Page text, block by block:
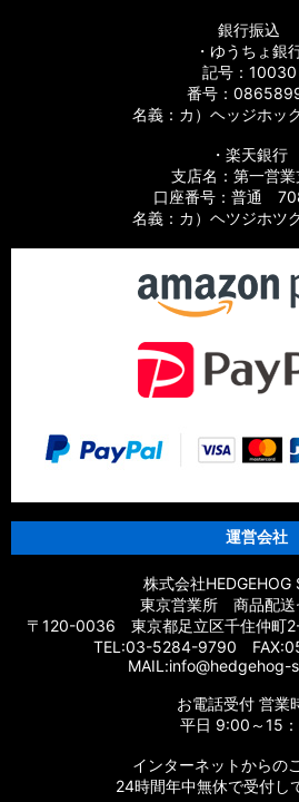
【シマノ】13-16バイオマスターSW［
【シマノ】10バイオマスターSW［
【シマノ】19スフェロスSW［
【シマノ】21スフェロスSW［
【シマノ】14スフェロスSW［
【シマノ】21エクスセンス［EXSENCE
【シマノ】20エクスセンスBB［
パーツ
【シマノ】18エクスセンスCI4+［
タムパーツ
【シマノ】17エクスセンス［EXSENCE
【シマノ】16エクスセンスLB［
【シマノ】14エクスセンスBB［
銀行振込
・ゆうちょ銀
記号：10030
番号：
名義：カ）ヘッジホッ
・楽天銀行
支店名：第一営
口座番号：普通
名義：カ）ヘツジホツ
運営会社
株式会社HEDGEHOG
東京営業所 商品配送
〒120-0036 東京都足立区千住仲町
TEL:03-5284-9790
MAIL:info@hedgehog-
お電話受付 営業
平日 9:00～15
インターネットからの
24時間年中無休で受付し